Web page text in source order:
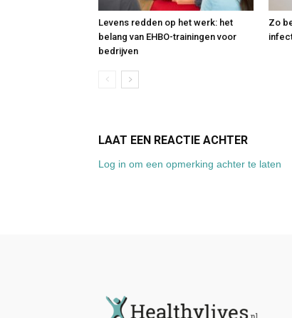
Levens redden op het werk: het
belang van EHBO-trainingen voor
bedrijven
Zo
LAAT EEN REACTIE ACHTER
Log in om een opmerking achter te laten